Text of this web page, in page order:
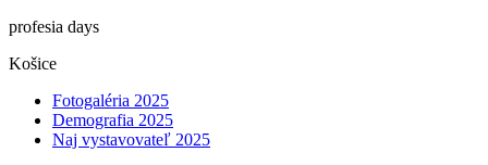
profesia days
Košice
Fotogaléria 2025
Demografia 2025
Naj vystavovateľ 2025